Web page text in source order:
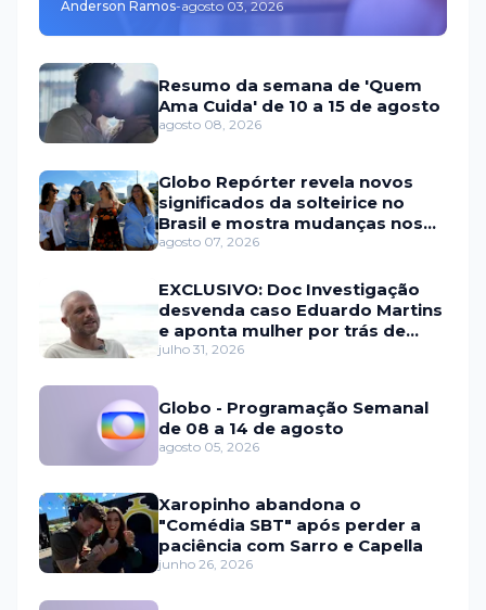
Anderson Ramos-agosto 03, 2026
Resumo da semana de 'Quem
Ama Cuida' de 10 a 15 de agosto
agosto 08, 2026
Globo Repórter revela novos
significados da solteirice no
Brasil e mostra mudanças nos
relacionamentos
agosto 07, 2026
EXCLUSIVO: Doc Investigação
desvenda caso Eduardo Martins
e aponta mulher por trás de
fraude internacional
julho 31, 2026
Globo - Programação Semanal
de 08 a 14 de agosto
agosto 05, 2026
Xaropinho abandona o
"Comédia SBT" após perder a
paciência com Sarro e Capella
junho 26, 2026